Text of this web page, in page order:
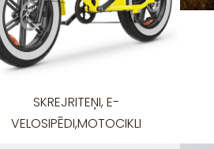
SKREJRITEŅI, E-
VELOSIPĒDI,MOTOCIKLI